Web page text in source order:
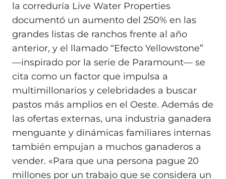
la correduría Live Water Properties
documentó un aumento del 250% en las
grandes listas de ranchos frente al año
anterior, y el llamado “Efecto Yellowstone”
—inspirado por la serie de Paramount— se
cita como un factor que impulsa a
multimillonarios y celebridades a buscar
pastos más amplios en el Oeste. Además de
las ofertas externas, una industria ganadera
menguante y dinámicas familiares internas
también empujan a muchos ganaderos a
vender. «Para que una persona pague 20
millones por un trabajo que se considera un